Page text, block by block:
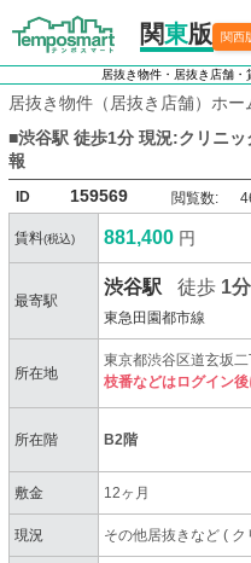
関東版 関西
居抜き物件・居抜き店舗・
居抜き物件（居抜き店舗）ホー
■渋谷駅 徒歩1分 現況:クリニッ
報
ID 159569 閲覧数:
賃料(税込) 881,400 円
最寄駅
渋谷駅 徒歩 1分
東急田園都市線
所在地
東京都渋谷区道玄坂二
枝番などはログイン
所在階 B2階
敷金 12ヶ月
現況 その他居抜きなど( ク